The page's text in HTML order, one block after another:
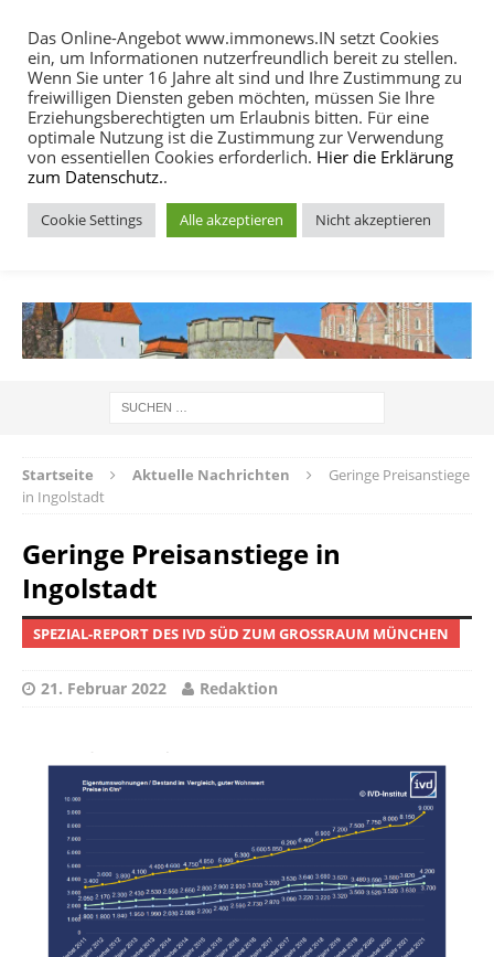
MENU
Startseite Aktuelle Nachrichten
Geringe Preisanstiege
in Ingolstadt
Geringe Preisanstiege in
Ingolstadt
SPEZIAL-REPORT DES IVD SÜD ZUM GROSSRAUM MÜNCHEN
21. Februar 2022 Redaktion
Das Online-Angebot www.immonews.IN setzt Cookies
ein, um Informationen nutzerfreundlich bereit zu stellen.
Wenn Sie unter 16 Jahre alt sind und Ihre Zustimmung zu
freiwilligen Diensten geben möchten, müssen Sie Ihre
Erziehungsberechtigten um Erlaubnis bitten. Für eine
optimale Nutzung ist die Zustimmung zur Verwendung
von essentiellen Cookies erforderlich. Hier die Erklärung
zum Datenschutz..
Cookie Settings Alle akzeptieren Nicht akzeptieren